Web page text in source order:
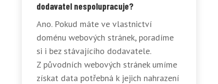
dodavatel nespolupracuje?
Ano. Pokud máte ve vlastnictví
doménu webových stránek, poradíme
si i bez stávajícího dodavatele.
Z původních webových stránek umíme
získat data potřebná k jejich nahrazení